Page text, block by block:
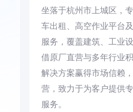
坐落于杭州市上城区，
车出租、高空作业平台
服务，覆盖建筑、工业
借原厂直营与多年行业
解决方案赢得市场信赖
营，致力于为客户提供
服务。